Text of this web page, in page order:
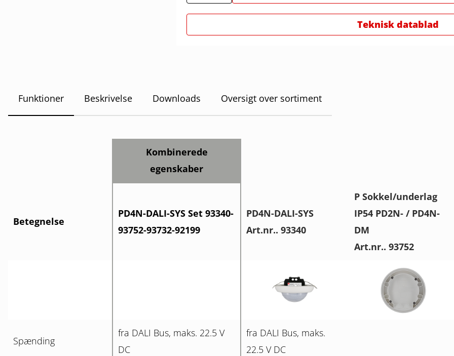
Teknisk datablad
Funktioner Beskrivelse Downloads Oversigt over sortiment
Kombinerede
egenskaber
Betegnelse
PD4N-DALI-SYS Set 93340-
93752-93732-92199
PD4N-DALI-SYS
Art.nr.. 93340
P Sokkel/underlag
IP54 PD2N- / PD4N-
DM
Art.nr.. 93752
Spænding
fra DALI Bus, maks. 22.5 V
DC
fra DALI Bus, maks.
22.5 V DC